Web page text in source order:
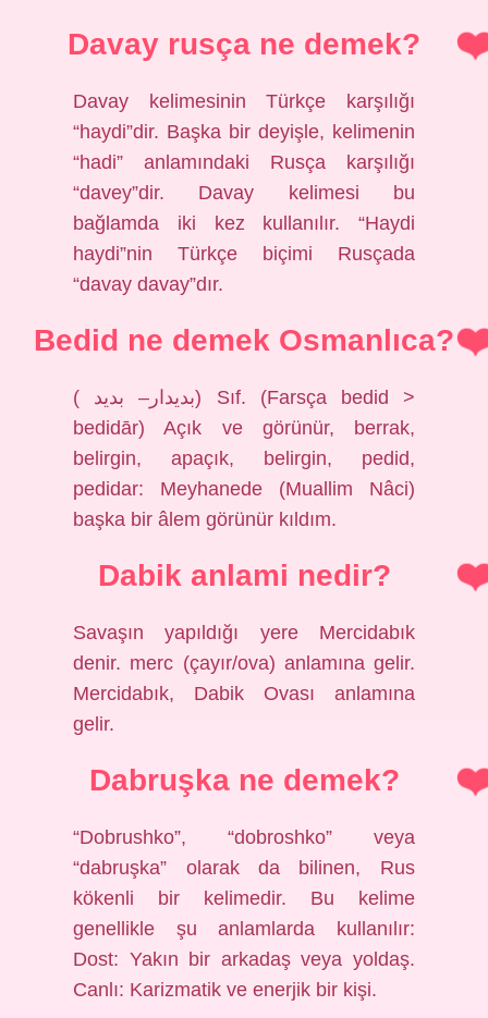
Davay rusça ne demek?
Davay kelimesinin Türkçe karşılığı
“haydi”dir. Başka bir deyişle, kelimenin
“hadi” anlamındaki Rusça karşılığı
“davey”dir. Davay kelimesi bu
bağlamda iki kez kullanılır. “Haydi
haydi”nin Türkçe biçimi Rusçada
“davay davay”dır.
Bedid ne demek Osmanlıca?
( ﺑﺪﻳﺪﺍﺭ– ﺑﺪﻳﺪ) Sıf. (Farsça bedіd >
bedіdār) Açık ve görünür, berrak,
belirgin, apaçık, belirgin, pedid,
pedidar: Meyhanede (Muallim Nâci)
başka bir âlem görünür kıldım.
Dabik anlami nedir?
Savaşın yapıldığı yere Mercidabık
denir. merc (çayır/ova) anlamına gelir.
Mercidabık, Dabik Ovası anlamına
gelir.
Dabruşka ne demek?
“Dobrushko”, “dobroshko” veya
“dabruşka” olarak da bilinen, Rus
kökenli bir kelimedir. Bu kelime
genellikle şu anlamlarda kullanılır:
Dost: Yakın bir arkadaş veya yoldaş.
Canlı: Karizmatik ve enerjik bir kişi.